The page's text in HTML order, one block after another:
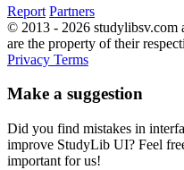
Report Partners
© 2013 - 2026 studylibsv.com
are the property of their
Privacy Terms
Make a suggestion
Did you find mistakes in
improve StudyLib UI? Feel
important for us!